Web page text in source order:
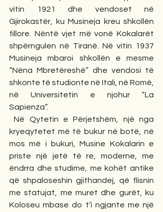
vitin 1921 dhe vendoset në
Gjirokastër, ku Musineja kreu shkollën
fillore. Nëntë vjet më vonë Kokalarët
shpërngulen në Tiranë. Në vitin 1937
Musineja mbaroi shkollën e mesme
“Nëna Mbretëreshë” dhe vendosi të
shkonte të studionte në Itali, në Romë,
në Universitetin e njohur “La
Sapienza”.
Në Qytetin e Përjetshëm, një nga
kryeqytetet më të bukur në botë, në
mos më i bukuri, Musine Kokalarin e
priste një jetë të re, moderne, me
ëndrra dhe studime, me kohët antike
që shpaloseshin gjithandej, që flisnin
me statujat, me muret dhe gurët, ku
Koloseu mbase do t’i ngjante me një